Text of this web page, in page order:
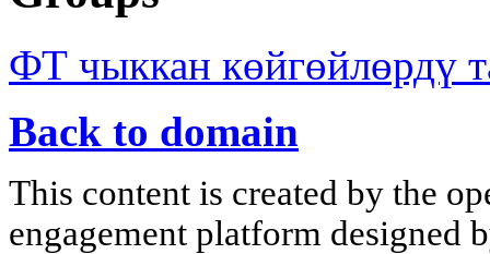
ФТ чыккан көйгөйлөрдү
Back to domain
This content is created by the
engagement platform designed